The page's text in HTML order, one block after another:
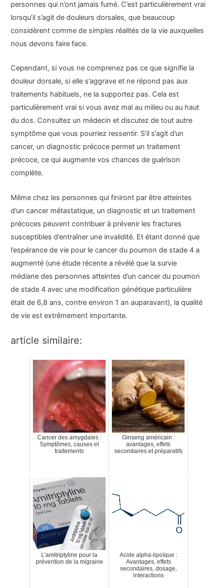
personnes qui n’ont jamais fumé. C’est particulièrement vrai
lorsqu’il s’agit de douleurs dorsales, que beaucoup
considèrent comme de simples réalités de la vie auxquelles
nous devons faire face.
Cependant, si vous ne comprenez pas ce que signifie la
douleur dorsale, si elle s’aggrave et ne répond pas aux
traitements habituels, ne la supportez pas. Cela est
particulièrement vrai si vous avez mal au milieu ou au haut
du dos. Consultez un médecin et discutez de tout autre
symptôme que vous pourriez ressentir. S’il s’agit d’un
cancer, un diagnostic précoce permet un traitement
précoce, ce qui augmente vos chances de guérison
complète.
Même chez les personnes qui finiront par être atteintes
d’un cancer métastatique, un diagnostic et un traitement
précoces peuvent contribuer à prévenir les fractures
susceptibles d’entraîner une invalidité. Et étant donné que
l’espérance de vie pour le cancer du poumon de stade 4 a
augmenté (une étude récente a révélé que la survie
médiane des personnes atteintes d’un cancer du poumon
de stade 4 avec une modification génétique particulière
était de 6,8 ans, contre environ 1 an auparavant), la qualité
de vie est extrêmement importante.
article similaire:
Cancer des amygdales :
Symptômes, causes et
traitements
Ginseng américain :
avantages, effets
secondaires et préparatifs
L'amitriptyline pour la
prévention de la migraine
Acide alpha-lipoïque :
Avantages, effets
secondaires, dosage,
interactions